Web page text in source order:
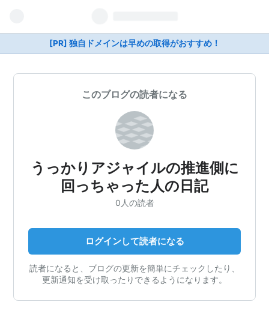
[PR] 独自ドメインは早めの取得がおすすめ！
このブログの読者になる
うっかりアジャイルの推進側に
回っちゃった人の日記
0人の読者
ログインして読者になる
読者になると、ブログの更新を簡単にチェックしたり、
更新通知を受け取ったりできるようになります。